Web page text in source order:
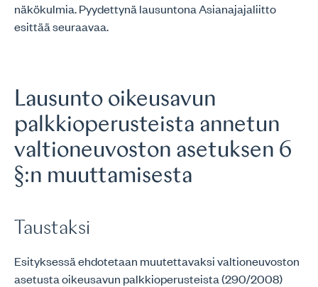
näkökulmia. Pyydettynä lausuntona Asianajajaliitto
esittää seuraavaa.
Lausunto oikeusavun
palkkioperusteista annetun
valtioneuvoston asetuksen 6
§:n muuttamisesta
Taustaksi
Esityksessä ehdotetaan muutettavaksi valtioneuvoston
asetusta oikeusavun palkkioperusteista (290/2008)